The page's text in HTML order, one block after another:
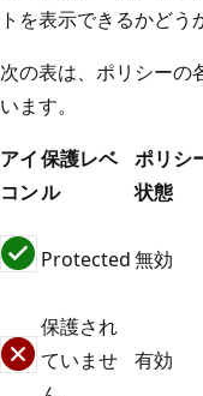
トを表示できるかどう
次の表は、ポリシーの
います。
アイ
コン
保護レベ
ル
ポリシ
状態
Protected無効
保護され
ていませ
有効